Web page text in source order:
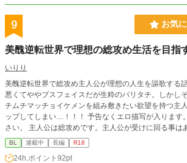
9 お気
美醜逆転世界で理想の総攻め生活を目指
いりり
美醜逆転世界で総攻め主人公が理想の人生を謳歌する
悪くてややブスフェイスだが生粋のバリタチ。しかし
チムチマッチョイケメンを組み敷きたい欲望を持つ主
ップしてしまい…！！！ 予告なくエロ描写が入ります
さい。 主人公は総攻めです。主人公が受けに回る事は
チムチイケメンに弱く、隙あらば抱いていく性格です。 最初のプロローグに主
人公×モブ描写あります。 性描写がある話には※を付け
BL 連載中 長編 R18
24h.ポイント 92pt